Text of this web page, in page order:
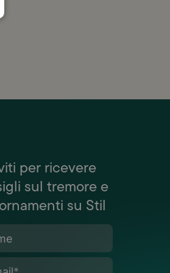
per ricevere
sul tremore e
su Stil